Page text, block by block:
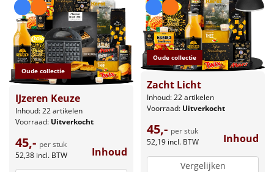
Oude collectie
IJzeren Keuze
Inhoud: 22 artikelen
Voorraad: Uitverkocht
45,- per stuk
52,38 incl. BTW Inhoud
Oude collectie
Zacht Licht
Inhoud: 22 artikelen
Voorraad: Uitverkocht
45,- per stuk
52,19 incl. BTW Inhoud
Vergelijken